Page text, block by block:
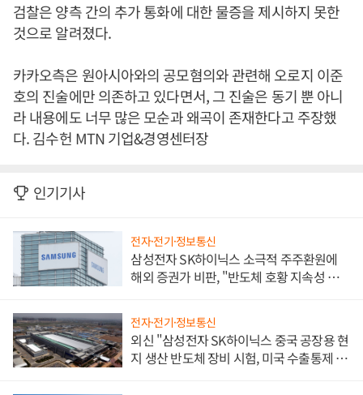
검찰은 양측 간의 추가 통화에 대한 물증을 제시하지 못한
것으로 알려졌다.
카카오측은 원아시아와의 공모혐의와 관련해 오로지 이준
호의 진술에만 의존하고 있다면서, 그 진술은 동기 뿐 아니
라 내용에도 너무 많은 모순과 왜곡이 존재한다고 주장했
다. 김수헌 MTN 기업&경영센터장
인기기사
전자·전기·정보통신
삼성전자 SK하이닉스 소극적 주주환원에
해외 증권가 비판, "반도체 호황 지속성 의
전자·전기·정보통신
외신 "삼성전자 SK하이닉스 중국 공장용 현
지 생산 반도체 장비 시험, 미국 수출통제 대